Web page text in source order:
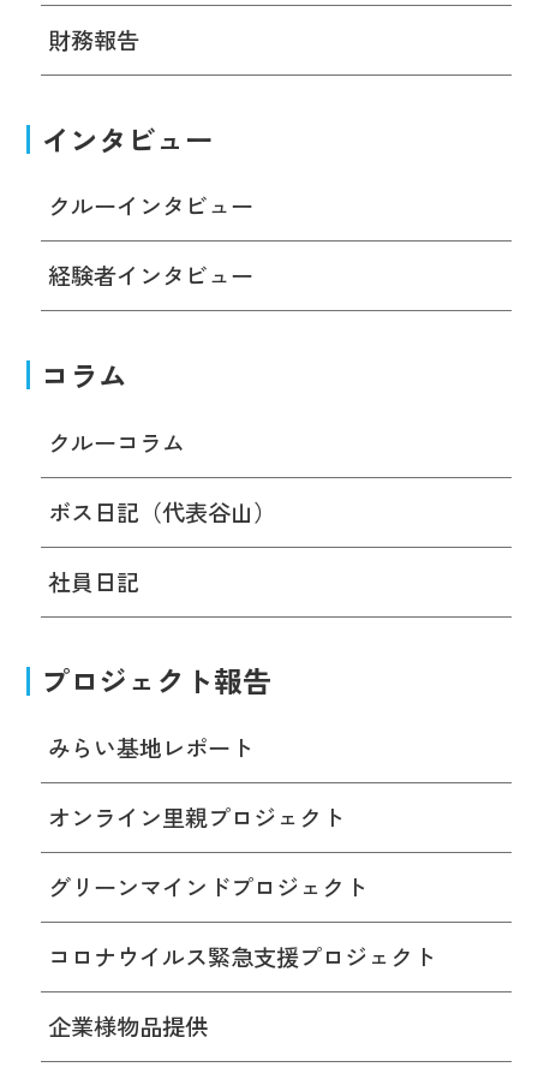
財務報告
インタビュー
クルーインタビュー
経験者インタビュー
コラム
クルーコラム
ボス日記（代表谷山）
社員日記
プロジェクト報告
みらい基地レポート
オンライン里親プロジェクト
グリーンマインドプロジェクト
コロナウイルス緊急支援プロジェクト
企業様物品提供